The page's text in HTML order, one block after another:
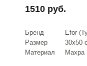
1510 руб.
Бренд
Efor
Размер
30х50
Материал
Махра